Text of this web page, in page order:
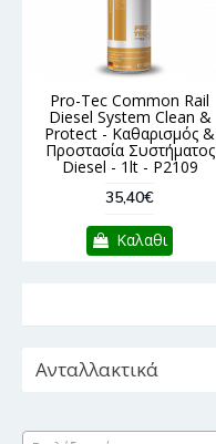
Pro-Tec Common Rail
Diesel System Clean &
Protect - Καθαρισμός &
Προστασία Συστήματος
Diesel - 1lt - P2109
35,40€
Καλαθι
Ανταλλακτικά